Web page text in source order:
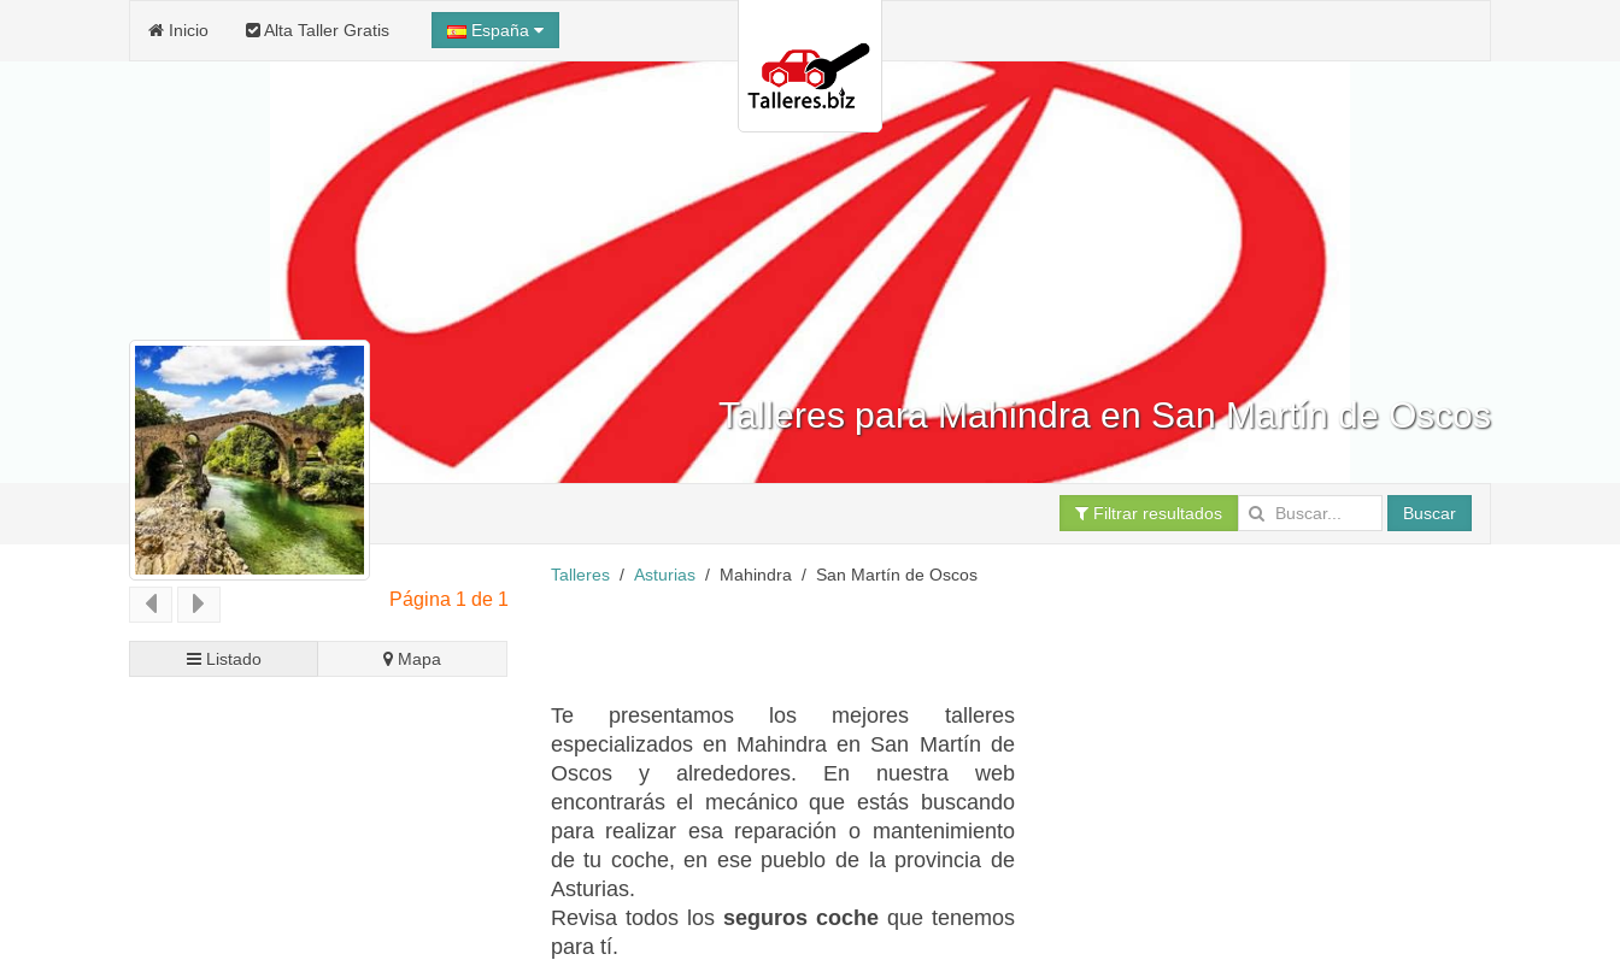
Inicio Alta Taller Gratis España
Talleres para Mahindra en San Martín de Oscos
Filtrar resultados Buscar
Página 1 de 1
Listado Mapa
Talleres Asturias Mahindra San Martín de Oscos
Te presentamos los mejores talleres
especializados en Mahindra en San Martín de
Oscos y alrededores. En nuestra web
encontrarás el mecánico que estás buscando
para realizar esa reparación o mantenimiento
de tu coche, en ese pueblo de la provincia de
Asturias.
Revisa todos los seguros cocheque tenemos
para tí.